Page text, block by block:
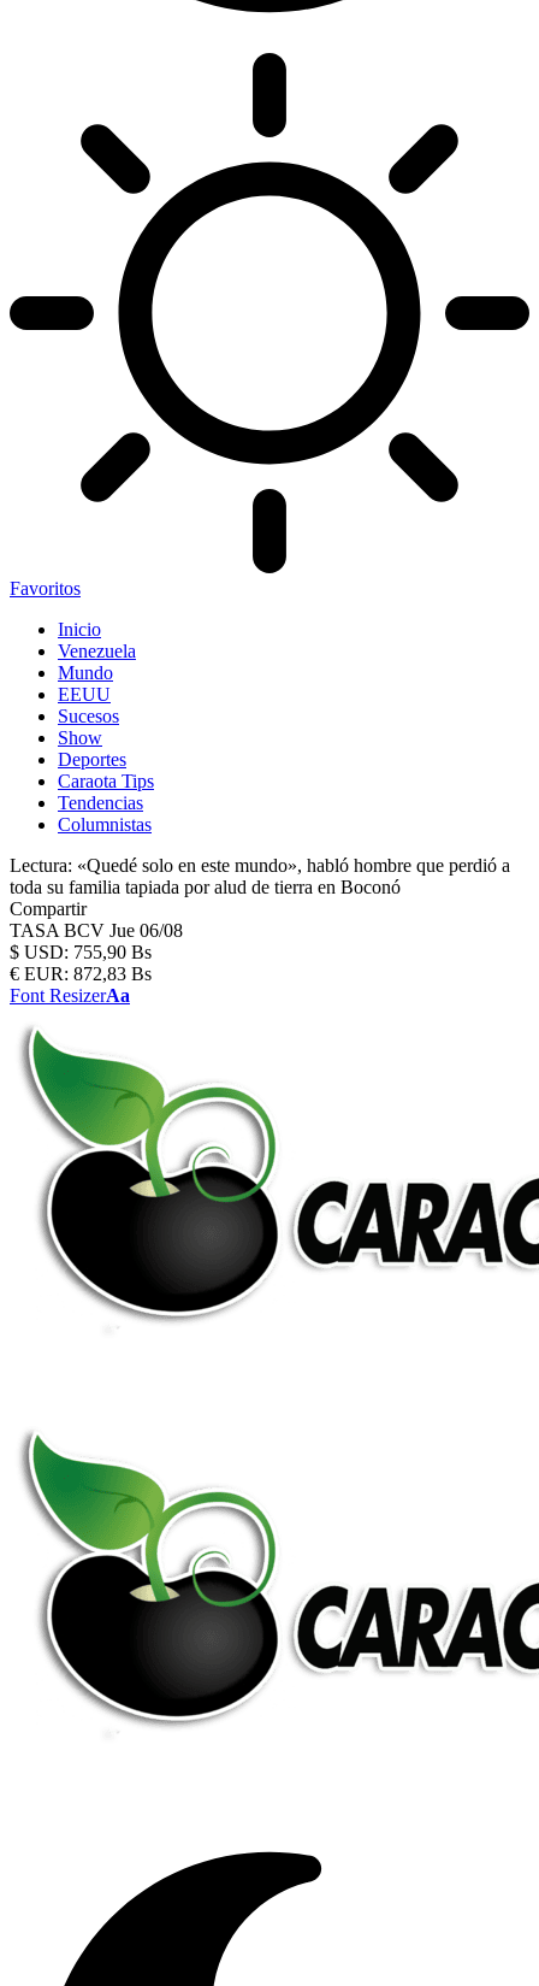
Favoritos
Inicio
Venezuela
Mundo
EEUU
Sucesos
Show
Deportes
Caraota Tips
Tendencias
Columnistas
Lectura: «Quedé solo en este mundo», habló hombre que perdió a
toda su familia tapiada por alud de tierra en Boconó
Compartir
TASA BCV Jue 06/08
$ USD: 755,90 Bs
€ EUR: 872,83 Bs
Font ResizerAa